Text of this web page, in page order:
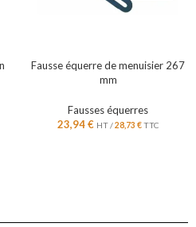
Fausse équerre de menuisier 267
mm
Fausses équerres
23,94€ HT /28,73 €TTC